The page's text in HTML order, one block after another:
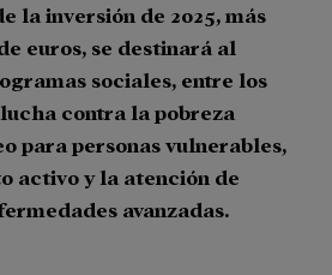
la inversión de 2025, más
euros, se destinará al
sociales, entre los
contra la pobreza
para personas vulnerables,
activo y la atención de
avanzadas.